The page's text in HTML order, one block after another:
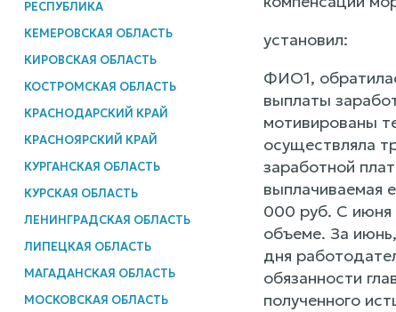
РЕСПУБЛИКА
КЕМЕРОВСКАЯ ОБЛАСТЬ
КИРОВСКАЯ ОБЛАСТЬ
КОСТРОМСКАЯ ОБЛАСТЬ
КРАСНОДАРСКИЙ КРАЙ
КРАСНОЯРСКИЙ КРАЙ
КУРГАНСКАЯ ОБЛАСТЬ
КУРСКАЯ ОБЛАСТЬ
ЛЕНИНГРАДСКАЯ ОБЛАСТЬ
ЛИПЕЦКАЯ ОБЛАСТЬ
МАГАДАНСКАЯ ОБЛАСТЬ
МОСКОВСКАЯ ОБЛАСТЬ
установил:
ФИО1,
выплаты
мотивированы
осуществляла
заработной
выплачиваемая
000 руб. С июня
объеме. За
дня
обязанности
полученного